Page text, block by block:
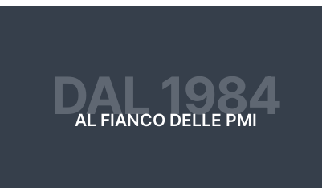
DAL 1984
AL FIANCO DELLE PMI